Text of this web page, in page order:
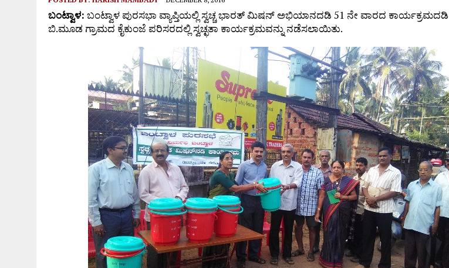
ಬಂಟ್ವಾಳ: ಬಂಟ್ವಾಳ ಪುರಸಭಾ ವ್ಯಾಪ್ತಿಯಲ್ಲಿ ಸ್ವಚ್ಚ ಭಾರತ್ ಮಿಷನ್ ಅಭಿಯಾನದಡಿ 51 ನೇ ವಾರದ ಕಾರ್ಯಕ್ರಮದಡಿ
ಬಿ.ಮೂಡ ಗ್ರಾಮದ ಕೈಕುಂಜೆ ಪರಿಸರದಲ್ಲಿ ಸ್ವಚ್ಛತಾ ಕಾರ್ಯಕ್ರಮವನ್ನು ನಡೆಸಲಾಯಿತು.